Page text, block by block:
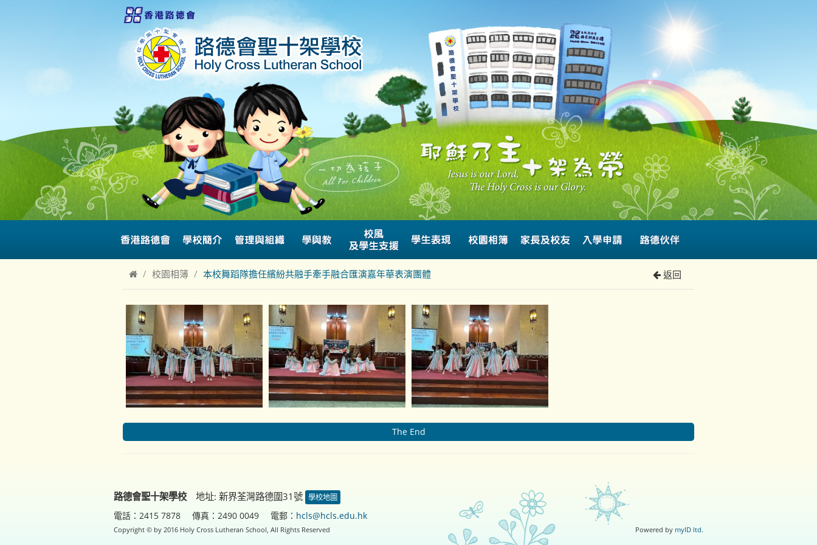
校園相簿 本校舞蹈隊擔任繽紛共融手牽手融合匯演嘉年華表演團體 返回
The End
路德會聖十架學校 地址: 新界荃灣路德圍31號 學校地圖
電話：2415 7878 傳真：2490 0049 電郵： hcls@hcls.edu.hk
Copyright © by 2016 Holy Cross Lutheran School, All Rights Reserved Powered by myID ltd.